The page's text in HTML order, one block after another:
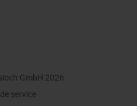
GmbH 2026
service